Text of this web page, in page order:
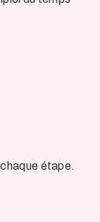
étape.